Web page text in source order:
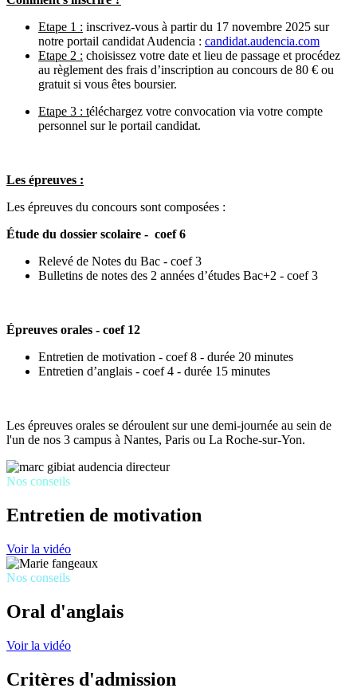
Etape 1 : inscrivez-vous à partir du 17 novembre 2025 sur
notre portail candidat Audencia : candidat.audencia.com
Etape 2 : choisissez votre date et lieu de passage et procédez
au règlement des frais d’inscription au concours de 80 € ou
gratuit si vous êtes boursier.
Etape 3 : téléchargez votre convocation via votre compte
personnel sur le portail candidat.
Les épreuves :
Les épreuves du concours sont composées :
Étude du dossier scolaire - coef 6
Relevé de Notes du Bac - coef 3
Bulletins de notes des 2 années d’études Bac+2 - coef 3
Épreuves orales - coef 12
Entretien de motivation - coef 8 - durée 20 minutes
Entretien d’anglais - coef 4 - durée 15 minutes
Les épreuves orales se déroulent sur une demi-journée au sein de
l'un de nos 3 campus à Nantes, Paris ou La Roche-sur-Yon.
Nos conseils
Entretien de motivation
Voir la vidéo
Nos conseils
Oral d'anglais
Voir la vidéo
Critères d'admission